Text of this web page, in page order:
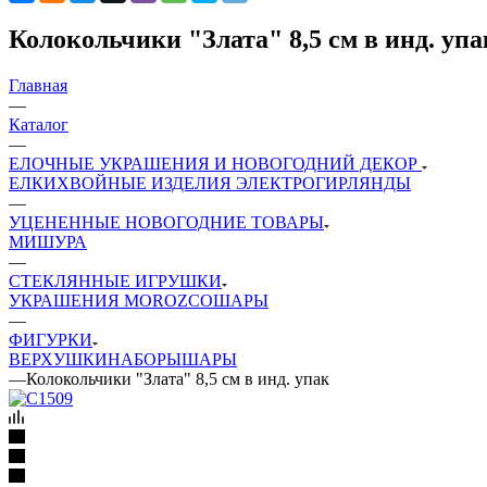
Колокольчики "Злата" 8,5 см в инд.
Главная
—
Каталог
—
ЕЛОЧНЫЕ УКРАШЕНИЯ И НОВОГОДНИЙ ДЕКОР
ЕЛКИХВОЙНЫЕ ИЗДЕЛИЯ ЭЛЕКТРОГИРЛЯНДЫ
—
УЦЕНЕННЫЕ НОВОГОДНИЕ ТОВАРЫ
МИШУРА
—
СТЕКЛЯННЫЕ ИГРУШКИ
УКРАШЕНИЯ MOROZCOШАРЫ
—
ФИГУРКИ
ВЕРХУШКИНАБОРЫШАРЫ
—Колокольчики "Злата" 8,5 см в инд. упак